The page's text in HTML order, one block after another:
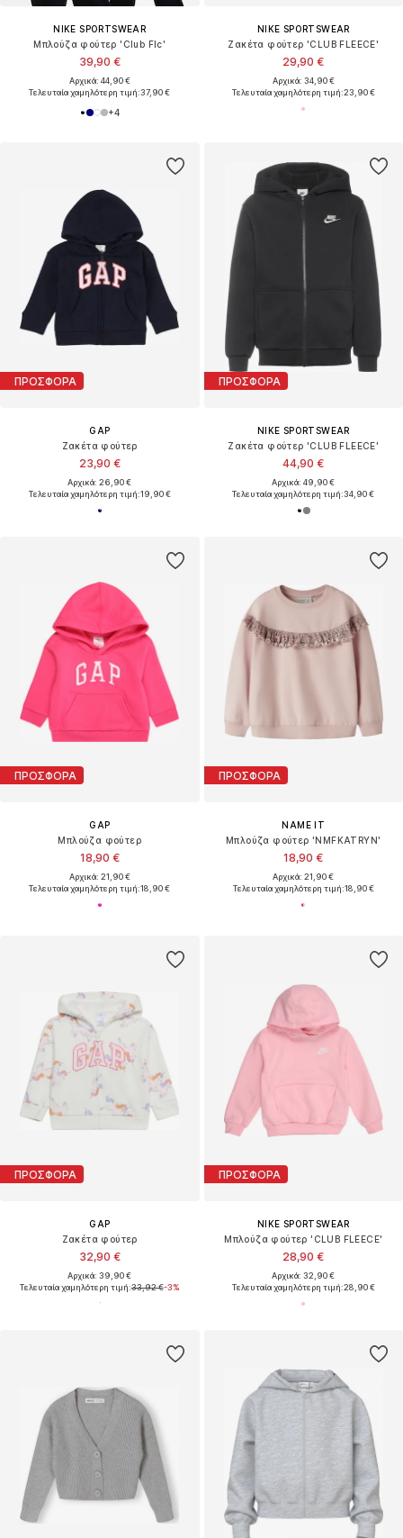
NIKE SPORTSWEAR
Μπλούζα φούτερ 'Club Flc'
39,90 €
Αρχικά: 44,90 €
Τελευταία χαμηλότερη τιμή:37,90 €
+4
NIKE SPORTSWEAR
Ζακέτα φούτερ 'CLUB FLEECE'
29,90 €
Αρχικά: 34,90 €
Τελευταία χαμηλότερη τιμή:23,90 €
ΠΡΟΣΦΟΡΑ
GAP
Ζακέτα φούτερ
23,90 €
Αρχικά: 26,90 €
Τελευταία χαμηλότερη τιμή:19,90 €
ΠΡΟΣΦΟΡΑ
NIKE SPORTSWEAR
Ζακέτα φούτερ 'CLUB FLEECE'
44,90 €
Αρχικά: 49,90 €
Τελευταία χαμηλότερη τιμή:34,90 €
ΠΡΟΣΦΟΡΑ
GAP
Μπλούζα φούτερ
18,90 €
Αρχικά: 21,90 €
Τελευταία χαμηλότερη τιμή:18,90 €
ΠΡΟΣΦΟΡΑ
NAME IT
Μπλούζα φούτερ 'NMFKATRYN'
18,90 €
Αρχικά: 21,90 €
Τελευταία χαμηλότερη τιμή:18,90 €
ΠΡΟΣΦΟΡΑ
GAP
Ζακέτα φούτερ
32,90 €
Αρχικά: 39,90 €
Τελευταία χαμηλότερη τιμή:33,92 €-3%
ΠΡΟΣΦΟΡΑ
NIKE SPORTSWEAR
Μπλούζα φούτερ 'CLUB FLEECE'
28,90 €
Αρχικά: 32,90 €
Τελευταία χαμηλότερη τιμή:28,90 €